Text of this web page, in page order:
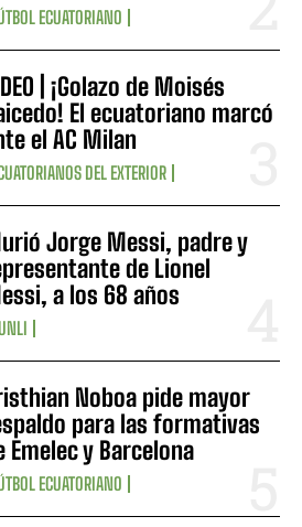
ECUATORIANO
| ¡Golazo de Moisés
El ecuatoriano marcó
el AC Milan
DEL EXTERIOR
Jorge Messi, padre y
de Lionel
a los 68 años
Noboa pide mayor
para las formativas
Emelec y Barcelona
ECUATORIANO